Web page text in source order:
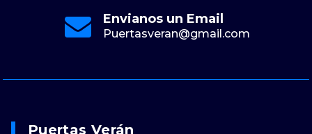
Envianos un Email
Puertasveran@gmail.com
Puertas Verán